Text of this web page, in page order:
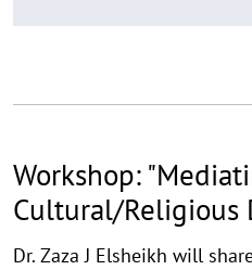
Workshop:
Cultural/Religious
Dr. Zaza J Elsheikh will